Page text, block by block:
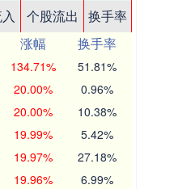
个股流出
换手率
涨幅
换手率
134.71% 51.81%
20.00% 0.96%
20.00% 10.38%
19.99% 5.42%
19.97% 27.18%
19.96% 6.99%